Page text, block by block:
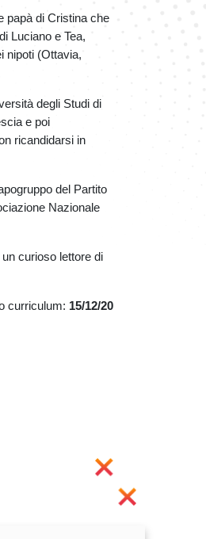
papà di Cristina che
Luciano e Tea,
nipoti (Ottavia,
degli Studi di
e poi
ricandidarsi in
del Partito
Nazionale
curioso lettore di
curriculum: 15/12/20